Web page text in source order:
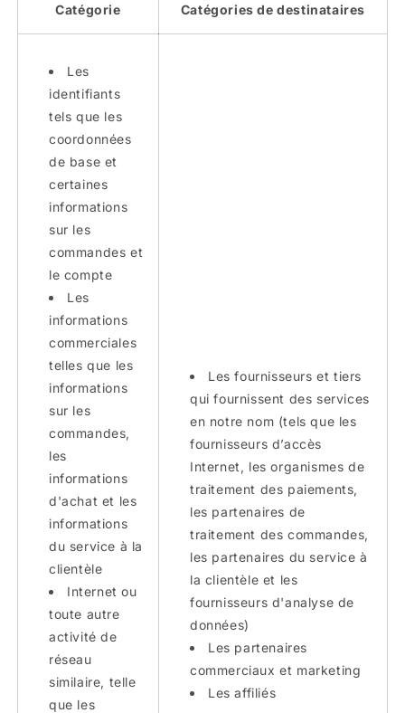
Catégorie Catégories de destinataires
Les
identifiants
tels que les
coordonnées
de base et
certaines
informations
sur les
commandes et
le compte
Les
informations
commerciales
telles que les
informations
sur les
commandes,
les
informations
d'achat et les
informations
du service à la
clientèle
Internet ou
toute autre
activité de
réseau
similaire, telle
que les
Les fournisseurs et tiers
qui fournissent des services
en notre nom (tels que les
fournisseurs d’accès
Internet, les organismes de
traitement des paiements,
les partenaires de
traitement des commandes,
les partenaires du service à
la clientèle et les
fournisseurs d'analyse de
données)
Les partenaires
commerciaux et marketing
Les affiliés